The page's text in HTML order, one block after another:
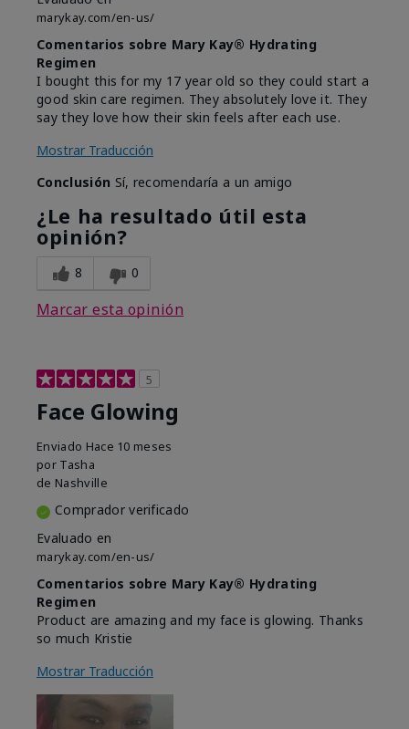
marykay.com/en-us/
Comentarios sobre Mary Kay® Hydrating
Regimen
I bought this for my 17 year old so they could start a
good skin care regimen. They absolutely love it. They
say they love how their skin feels after each use.
Mostrar Traducción
Conclusión Sí, recomendaría a un amigo
¿Le ha resultado útil esta
opinión?
8 0
Marcar esta opinión
5
Face Glowing
Enviado Hace 10 meses
por Tasha
de Nashville
Comprador verificado
Evaluado en
marykay.com/en-us/
Comentarios sobre Mary Kay® Hydrating
Regimen
Product are amazing and my face is glowing. Thanks
so much Kristie
Mostrar Traducción